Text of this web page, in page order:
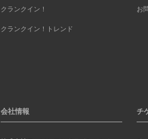
クランクイン！
クランクイン！トレンド
お
会社情報 チ